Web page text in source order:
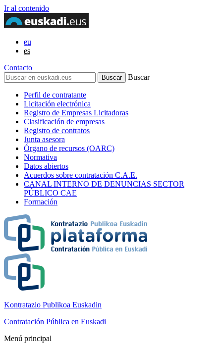
Ir al contenido
eu
es
Contacto
Buscar
Perfil de contratante
Licitación electrónica
Registro de Empresas Licitadoras
Clasificación de empresas
Registro de contratos
Junta asesora
Órgano de recursos (OARC)
Normativa
Datos abiertos
Acuerdos sobre contratación C.A.E.
CANAL INTERNO DE DENUNCIAS SECTOR
PÚBLICO CAE
Formación
Kontratazio Publikoa Euskadin
Contratación Pública en Euskadi
Menú principal